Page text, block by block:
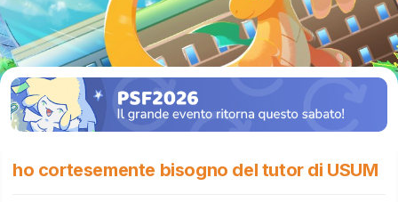
ho cortesemente bisogno del tutor di USUM